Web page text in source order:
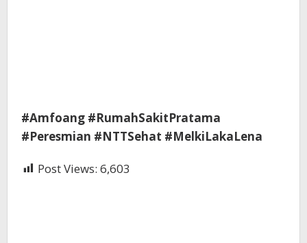
#Amfoang #RumahSakitPratama
#Peresmian #NTTSehat #MelkiLakaLena
Post Views: 6,603